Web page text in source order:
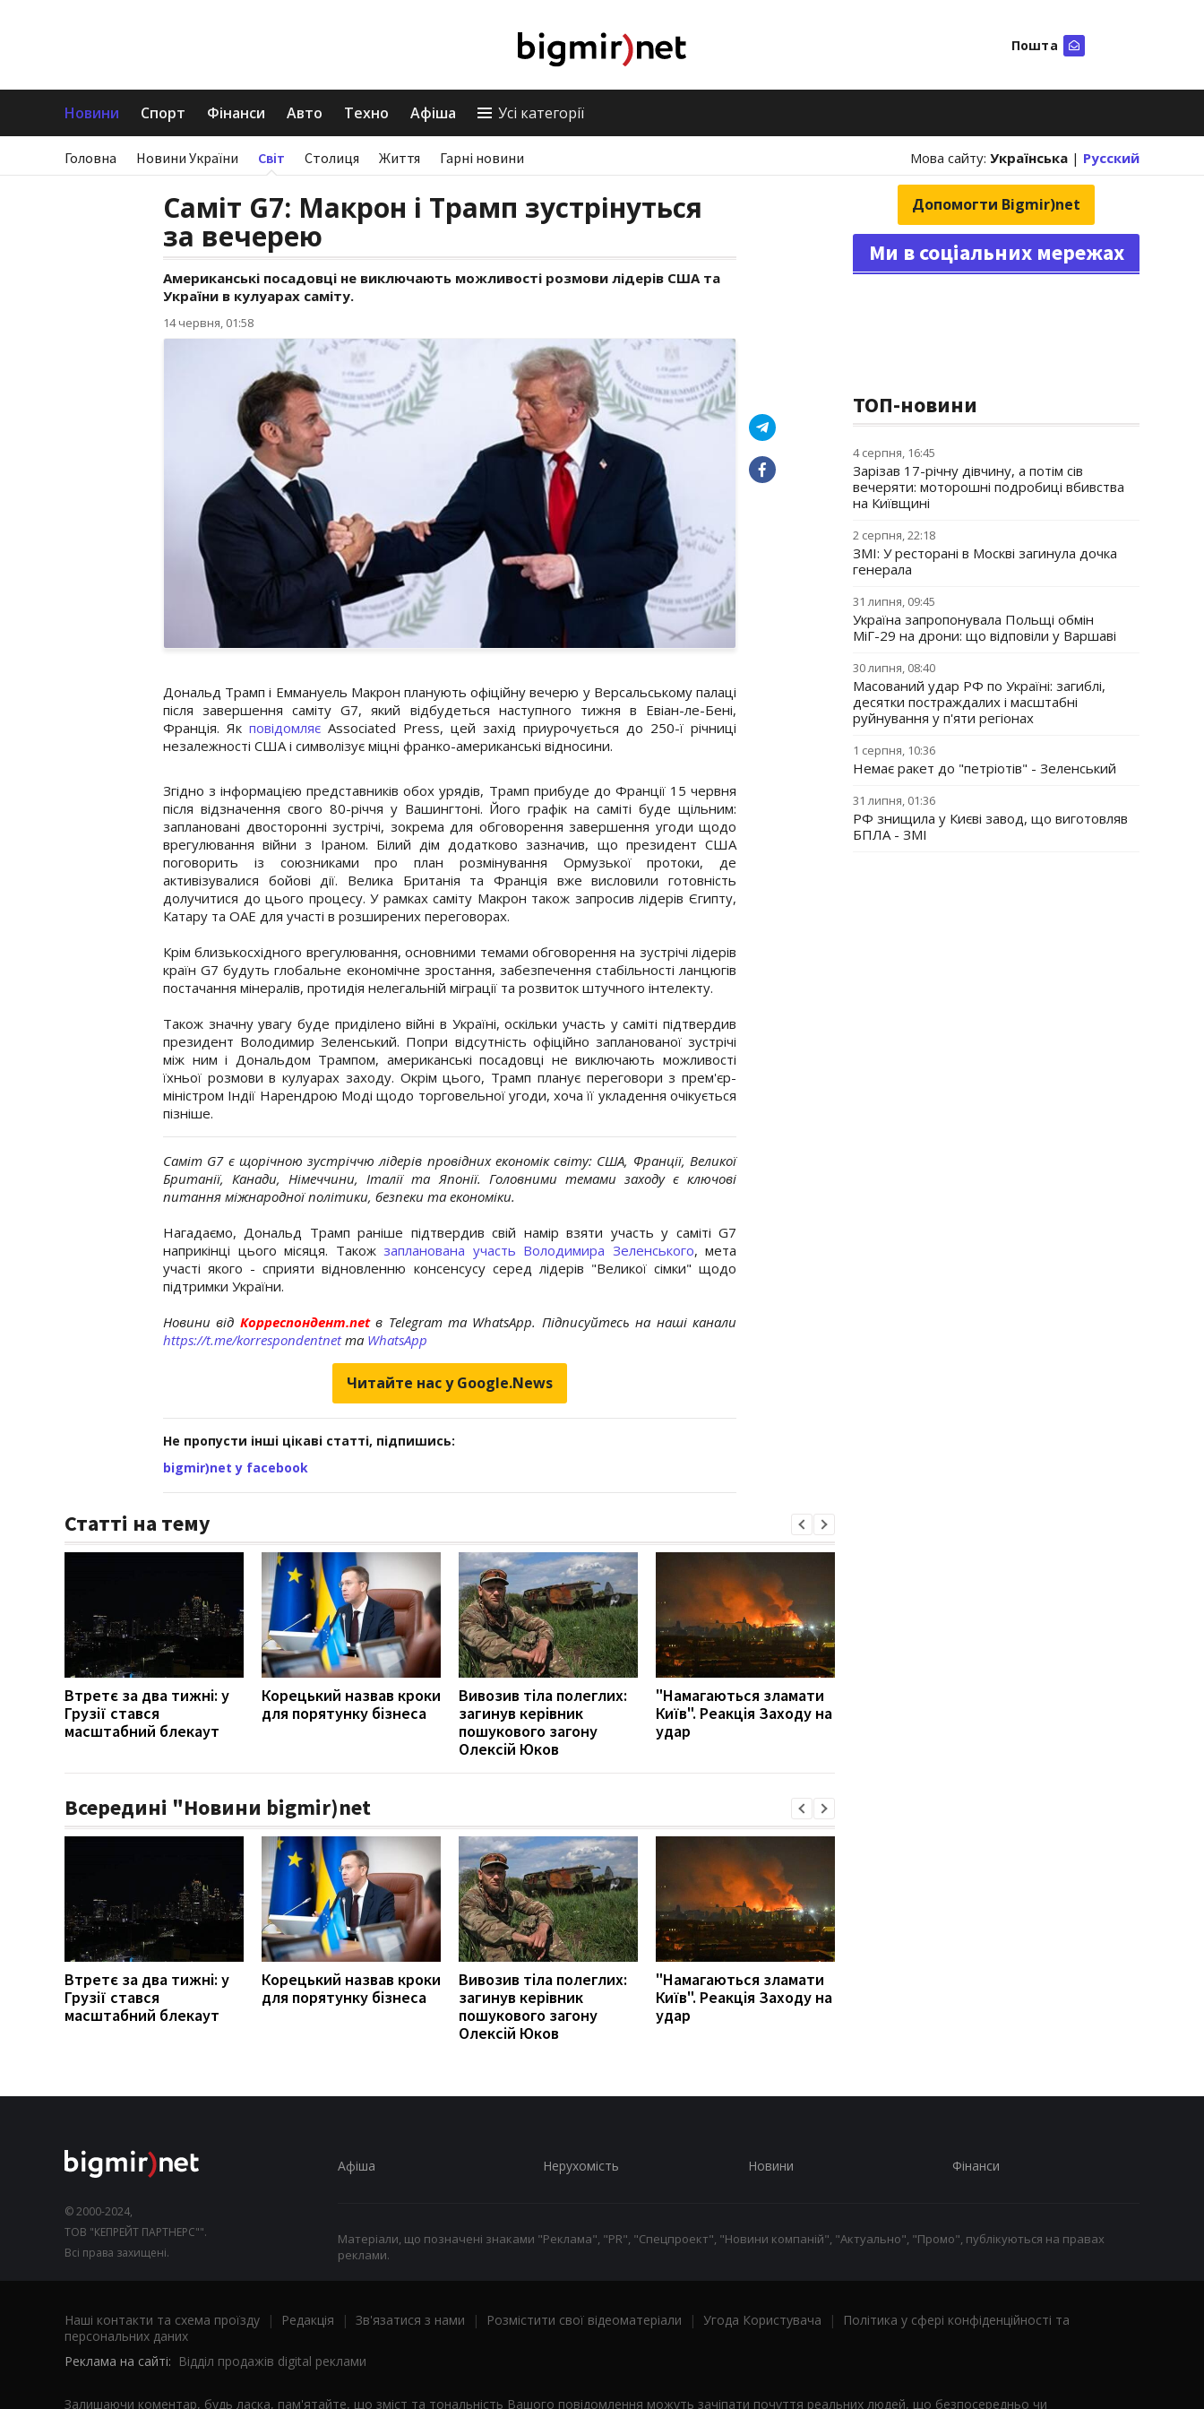
Пошта
Новини Спорт Фінанси Авто Техно Афіша Усі категорії
Головна Новини України Світ Столиця Життя Гарні новини Мова сайту: Українська | Русский
Саміт G7: Макрон і Трамп зустрінуться
за вечерею
Американські посадовці не виключають можливості розмови лідерів США та
України в кулуарах саміту.
14 червня, 01:58
Дональд Трамп і Еммануель Макрон планують офіційну вечерю у Версальському палаці
після завершення саміту G7, який відбудеться наступного тижня в Евіан-ле-Бені,
Франція. Як повідомляє Associated Press, цей захід приурочується до 250-ї річниці
незалежності США і символізує міцні франко-американські відносини.
Згідно з інформацією представників обох урядів, Трамп прибуде до Франції 15 червня
після відзначення свого 80-річчя у Вашингтоні. Його графік на саміті буде щільним:
заплановані двосторонні зустрічі, зокрема для обговорення завершення угоди щодо
врегулювання війни з Іраном. Білий дім додатково зазначив, що президент США
поговорить із союзниками про план розмінування Ормузької протоки, де
активізувалися бойові дії. Велика Британія та Франція вже висловили готовність
долучитися до цього процесу. У рамках саміту Макрон також запросив лідерів Єгипту,
Катару та ОАЕ для участі в розширених переговорах.
Крім близькосхідного врегулювання, основними темами обговорення на зустрічі лідерів
країн G7 будуть глобальне економічне зростання, забезпечення стабільності ланцюгів
постачання мінералів, протидія нелегальній міграції та розвиток штучного інтелекту.
Також значну увагу буде приділено війні в Україні, оскільки участь у саміті підтвердив
президент Володимир Зеленський. Попри відсутність офіційно запланованої зустрічі
між ним і Дональдом Трампом, американські посадовці не виключають можливості
їхньої розмови в кулуарах заходу. Окрім цього, Трамп планує переговори з прем'єр-
міністром Індії Нарендрою Моді щодо торговельної угоди, хоча її укладення очікується
пізніше.
Саміт G7 є щорічною зустріччю лідерів провідних економік світу: США, Франції, Великої
Британії, Канади, Німеччини, Італії та Японії. Головними темами заходу є ключові
питання міжнародної політики, безпеки та економіки.
Нагадаємо, Дональд Трамп раніше підтвердив свій намір взяти участь у саміті G7
наприкінці цього місяця. Також запланована участь Володимира Зеленського, мета
участі якого - сприяти відновленню консенсусу серед лідерів "Великої сімки" щодо
підтримки України.
Новини від Корреспондент.netв Telegram та WhatsApp. Підписуйтесь на наші канали
https://t.me/korrespondentnetта WhatsApp
Читайте нас у Google.News
Не пропусти інші цікаві статті, підпишись:
bigmir)net у facebook
Статті на тему
Втретє за два тижні: у
Грузії стався
масштабний блекаут
Корецький назвав кроки
для порятунку бізнеса
Вивозив тіла полеглих:
загинув керівник
пошукового загону
Олексій Юков
"Намагаються зламати
Київ". Реакція Заходу на
удар
Всередині "Новини bigmir)net
Втретє за два тижні: у
Грузії стався
масштабний блекаут
Корецький назвав кроки
для порятунку бізнеса
Вивозив тіла полеглих:
загинув керівник
пошукового загону
Олексій Юков
"Намагаються зламати
Київ". Реакція Заходу на
удар
Допомогти Bigmir)net
Ми в соціальних мережах
ТОП-новини
4 серпня, 16:45
Зарізав 17-річну дівчину, а потім сів
вечеряти: моторошні подробиці вбивства
на Київщині
2 серпня, 22:18
ЗМІ: У ресторані в Москві загинула дочка
генерала
31 липня, 09:45
Україна запропонувала Польщі обмін
МіГ-29 на дрони: що відповіли у Варшаві
30 липня, 08:40
Масований удар РФ по Україні: загиблі,
десятки постраждалих і масштабні
руйнування у п'яти регіонах
1 серпня, 10:36
Немає ракет до "петріотів" - Зеленський
31 липня, 01:36
РФ знищила у Києві завод, що виготовляв
БПЛА - ЗМІ
© 2000-2024,
ТОВ "КЕПРЕЙТ ПАРТНЕРС"".
Всі права захищені.
Афіша Нерухомість Новини Фінанси
Матеріали, що позначені знаками "Реклама", "PR", "Спецпроект", "Новини компаній", "Актуально", "Промо", публікуються на правах
реклами.
Наші контакти та схема проїзду | Редакція | Зв'язатися з нами | Розмістити свої відеоматеріали | Угода Користувача |
Політика у сфері конфіденційності та
персональних даних
Реклама на сайті: Відділ продажів digital реклами
Залишаючи коментар, будь ласка, пам'ятайте, що зміст та тональність Вашого повідомлення можуть зачіпати почуття реальних людей, що безпосередньо чи